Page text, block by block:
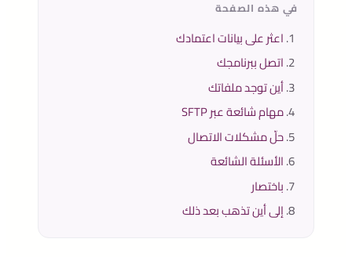
في هذه الصفحة
اعثر على بيانات اعتمادك
اتصل ببرنامجك
أين توجد ملفاتك
مهام شائعة عبر SFTP
حلّ مشكلات الاتصال
الأسئلة الشائعة
باختصار
إلى أين تذهب بعد ذلك